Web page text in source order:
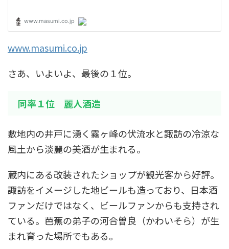
www.masumi.co.jp
さあ、いよいよ、最後の１位。
同率１位 麗人酒造
敷地内の井戸に湧く霧ヶ峰の伏流水と諏訪の冷涼な
風土から淡麗の美酒が生まれる。
蔵内にある改装されたショップが観光客から好評。
諏訪をイメージした地ビールも造っており、日本酒
ファンだけではなく、ビールファンからも支持され
ている。芭蕉の弟子の河合曽良（かわいそら）が生
まれ育った場所でもある。